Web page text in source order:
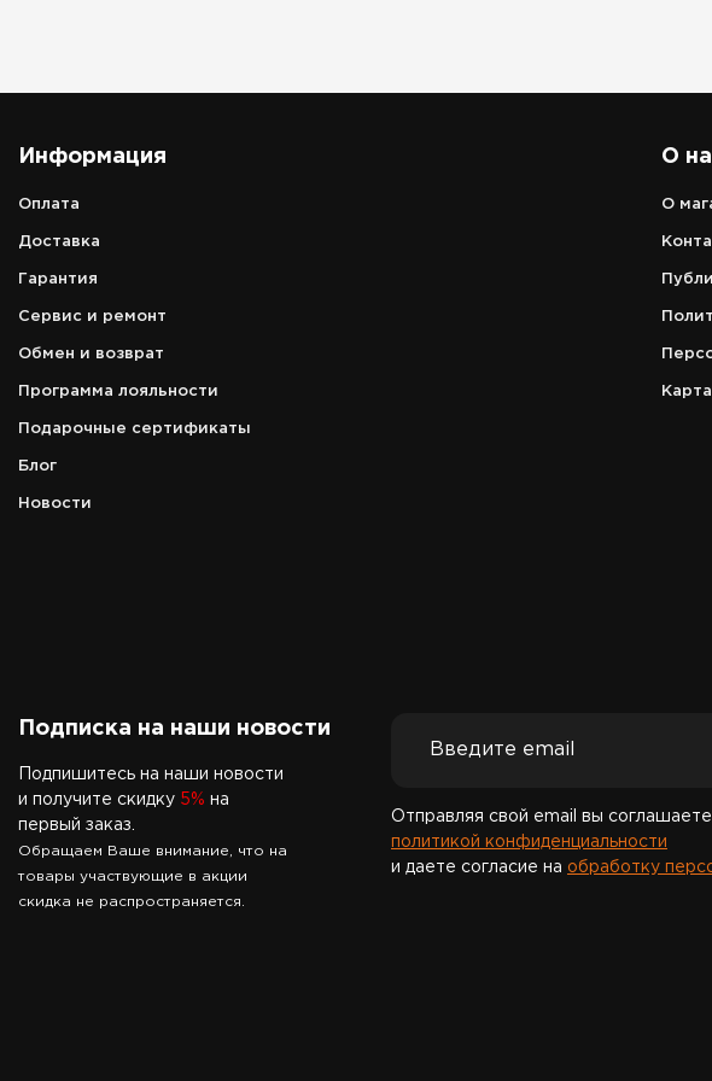
Информация
Оплата
Доставка
Гарантия
Сервис и ремонт
Обмен и возврат
Программа лояльности
Подарочные сертификаты
Блог
Новости
О
О
Подписка на наши новости
Подпишитесь на наши новости
и получите скидку 5% на
первый заказ.
Обращаем Ваше внимание, что на
товары участвующие в акции
скидка не распространяется.
Отправляя свой email вы
политикой конфиденциальности
и даете согласие на обработку